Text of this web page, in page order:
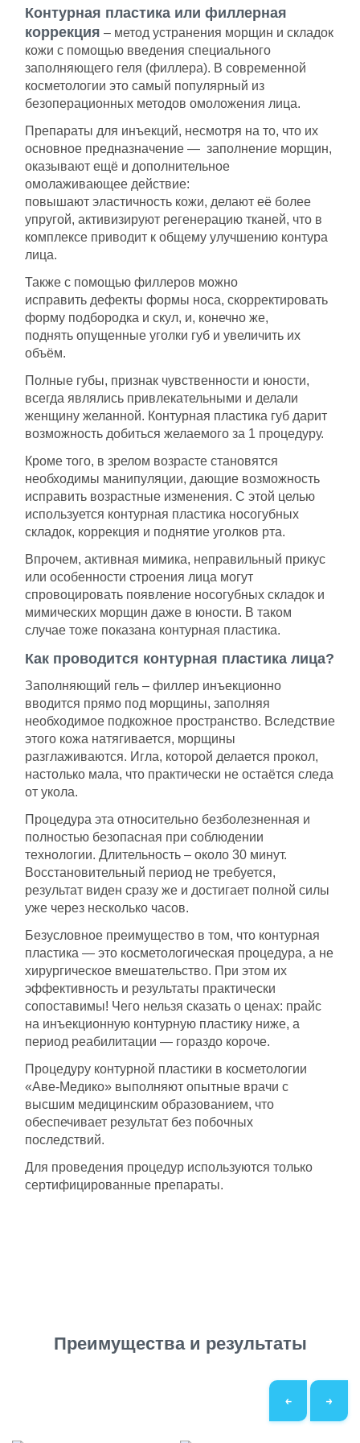
Контурная пластика или филлерная
коррекция – метод устранения морщин и складок
кожи с помощью введения специального
заполняющего геля (филлера). В современной
косметологии это самый популярный из
безоперационных методов омоложения лица.
Препараты для инъекций, несмотря на то, что их
основное предназначение — заполнение морщин,
оказывают ещё и дополнительное
омолаживающее действие:
повышают эластичность кожи, делают её более
упругой, активизируют регенерацию тканей, что в
комплексе приводит к общему улучшению контура
лица.
Также с помощью филлеров можно
исправить дефекты формы носа, скорректировать
форму подбородка и скул, и, конечно же,
поднять опущенные уголки губ и увеличить их
объём.
Полные губы, признак чувственности и юности,
всегда являлись привлекательными и делали
женщину желанной. Контурная пластика губ дарит
возможность добиться желаемого за 1 процедуру.
Кроме того, в зрелом возрасте становятся
необходимы манипуляции, дающие возможность
исправить возрастные изменения. С этой целью
используется контурная пластика носогубных
складок, коррекция и поднятие уголков рта.
Впрочем, активная мимика, неправильный прикус
или особенности строения лица могут
спровоцировать появление носогубных складок и
мимических морщин даже в юности. В таком
случае тоже показана контурная пластика.
Как проводится контурная пластика лица?
Заполняющий гель – филлер инъекционно
вводится прямо под морщины, заполняя
необходимое подкожное пространство. Вследствие
этого кожа натягивается, морщины
разглаживаются. Игла, которой делается прокол,
настолько мала, что практически не остаётся следа
от укола.
Процедура эта относительно безболезненная и
полностью безопасная при соблюдении
технологии. Длительность – около 30 минут.
Восстановительный период не требуется,
результат виден сразу же и достигает полной силы
уже через несколько часов.
Безусловное преимущество в том, что контурная
пластика — это косметологическая процедура, а не
хирургическое вмешательство. При этом их
эффективность и результаты практически
сопоставимы! Чего нельзя сказать о ценах: прайс
на инъекционную контурную пластику ниже, а
период реабилитации — гораздо короче.
Процедуру контурной пластики в косметологии
«Аве-Медико» выполняют опытные врачи с
высшим медицинским образованием, что
обеспечивает результат без побочных
последствий.
Для проведения процедур используются только
сертифицированные препараты.
Преимущества и результаты
← →
картой.
Срок действия сертификата – 1 год с
момента покупки.
Номинал сертификата
расходуется единовременно.
Подробную информацию о покупке и
использовании сертификата можно узнать у
администратора или по телефону